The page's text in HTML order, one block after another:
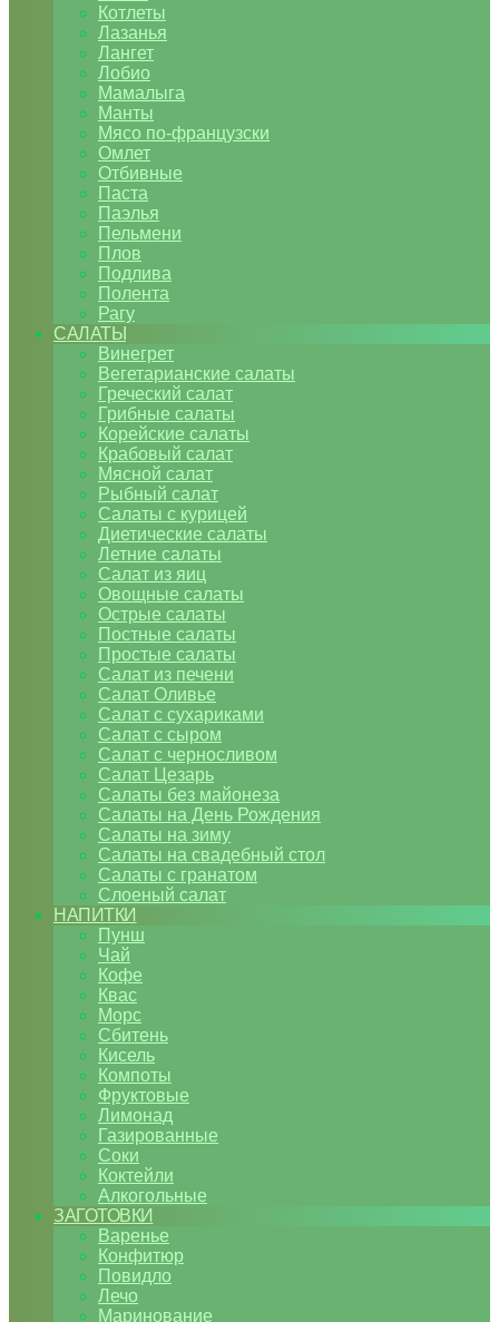
Котлеты
Лазанья
Лангет
Лобио
Мамалыга
Манты
Мясо по-французски
Омлет
Отбивные
Паста
Паэлья
Пельмени
Плов
Подлива
Полента
Рагу
САЛАТЫ
Винегрет
Вегетарианские салаты
Греческий салат
Грибные салаты
Корейские салаты
Крабовый салат
Мясной салат
Рыбный салат
Салаты с курицей
Диетические салаты
Летние салаты
Салат из яиц
Овощные салаты
Острые салаты
Постные салаты
Простые салаты
Салат из печени
Салат Оливье
Салат с сухариками
Салат с сыром
Салат с черносливом
Салат Цезарь
Салаты без майонеза
Салаты на День Рождения
Салаты на зиму
Салаты на свадебный стол
Салаты с гранатом
Слоеный салат
НАПИТКИ
Пунш
Чай
Кофе
Квас
Морс
Сбитень
Кисель
Компоты
Фруктовые
Лимонад
Газированные
Соки
Коктейли
Алкогольные
ЗАГОТОВКИ
Варенье
Конфитюр
Повидло
Лечо
Маринование